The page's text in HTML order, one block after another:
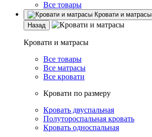
Все товары
Кровати и матрасы
Назад
Кровати и матрасы
Все товары
Все матрасы
Все кровати
Кровати по размеру
Кровать двуспальная
Полутороспальная кровать
Кровать односпальная